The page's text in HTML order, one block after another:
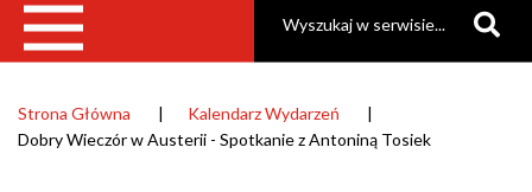
Ścieżka
Strona Główna
Kalendarz Wydarzeń
Dobry Wieczór w Austerii - Spotkanie z Antoniną Tosiek